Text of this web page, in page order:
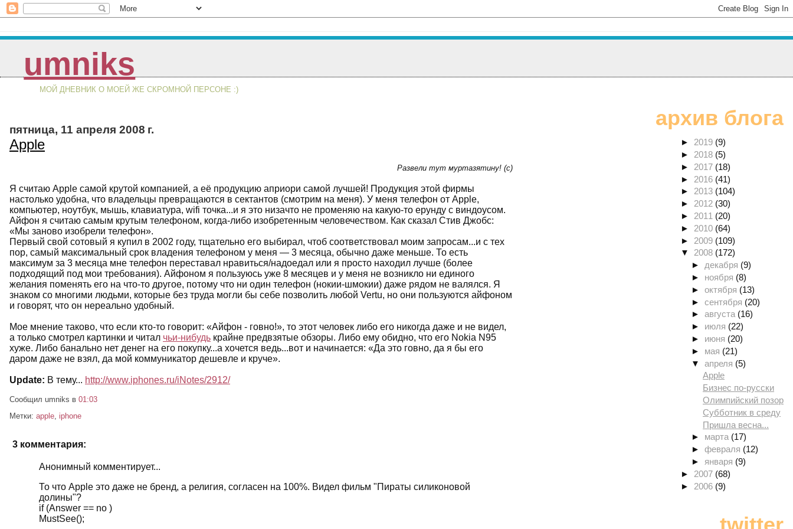
umniks
МОЙ ДНЕВНИК О МОЕЙ ЖЕ СКРОМНОЙ ПЕРСОНЕ :)
пятница, 11 апреля 2008 г.
Apple
Развели тут муртазятину! (с)
Я считаю Apple самой крутой компанией, а её продукцию априори самой лучшей! Продукция этой фирмы
настолько удобна, что владельцы превращаются в сектантов (смотрим на меня). У меня телефон от Apple,
компьютер, ноутбук, мышь, клавиатура, wifi точка...и я это низачто не променяю на какую-то ерунду с виндоусом.
Айфон я считаю самым крутым телефоном, когда-либо изобретенным человечеством. Как сказал Стив Джобс:
«Мы заново изобрели телефон».
Первый свой сотовый я купил в 2002 году, тщательно его выбирал, чтоб соответствовал моим запросам...и с тех
пор, самый максимальный срок владения телефоном у меня — 3 месяца, обычно даже меньше. То есть
максимум за 3 месяца мне телефон переставал нравиться/надоедал или я просто находил лучше (более
подходящий под мои требования). Айфоном я пользуюсь уже 8 месяцев и у меня не возникло ни единого
желания поменять его на что-то другое, потому что ни один телефон (нокии-шмокии) даже рядом не валялся. Я
знаком со многими людьми, которые без труда могли бы себе позволить любой Vertu, но они пользуются айфоном
и говорят, что он нереально удобный.
Мое мнение таково, что если кто-то говорит: «Айфон - говно!», то этот человек либо его никогда даже и не видел,
а только смотрел картинки и читал чьи-нибудь крайне предвзятые обзоры. Либо ему обидно, что его Nokia N95
хуже. Либо банально нет денег на его покупку...а хочется ведь...вот и начинается: «Да это говно, да я бы его
даром даже не взял, да мой коммуникатор дешевле и круче».
Update: В тему... http://www.iphones.ru/iNotes/2912/
Сообщил umniks в 01:03
Метки: apple iphone
3 комментария:
Анонимный комментирует...
То что Apple это даже не бренд, а религия, согласен на 100%. Видел фильм "Пираты силиконовой
долины"?
if (Answer == no )
MustSee();
архив блога
► 2019 (9)
► 2018 (5)
► 2017 (18)
► 2016 (41)
► 2013 (104)
► 2012 (30)
► 2011 (20)
► 2010 (64)
► 2009 (109)
▼ 2008 (172)
► декабря (9)
► ноября (8)
►октября (13)
►сентября (20)
►августа (16)
► июля (22)
► июня (20)
► мая (21)
▼апреля (5)
Apple
Бизнес по-русски
Олимпийский позор
Субботник в среду
Пришла весна...
► марта (17)
►февраля (12)
► января (9)
► 2007 (68)
► 2006 (9)